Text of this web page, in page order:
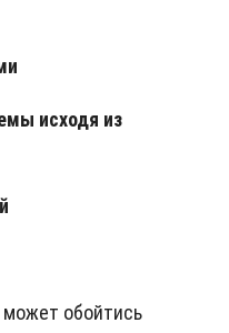
исходя из
может обойтись